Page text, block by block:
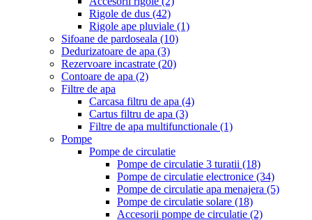
Rigole de dus (42)
Rigole ape pluviale (1)
Sifoane de pardoseala (10)
Dedurizatoare de apa (3)
Rezervoare incastrate (20)
Contoare de apa (2)
Filtre de apa
Carcasa filtru de apa (4)
Cartus filtru de apa (3)
Filtre de apa multifunctionale (1)
Pompe
Pompe de circulatie
Pompe de circulatie 3 turatii (18)
Pompe de circulatie electronice (34)
Pompe de circulatie apa menajera (5)
Pompe de circulatie solare (18)
Accesorii pompe de circulatie (2)